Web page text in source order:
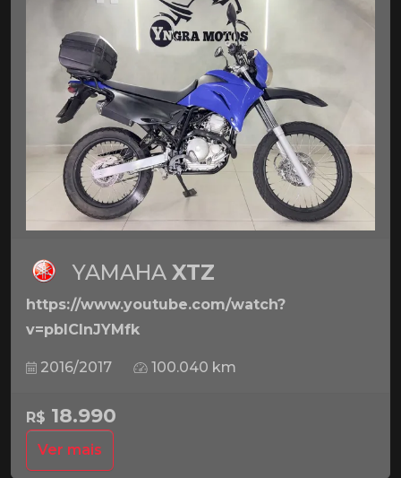
YAMAHA XTZ
https://www.youtube.com/watch?
v=pbICInJYMfk
2016/2017 100.040 km
R$ 18.990
Ver mais